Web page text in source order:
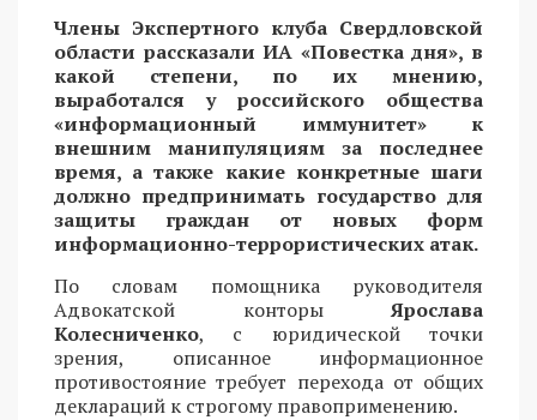
Члены Экспертного клуба Свердловской
области рассказали ИА «Повестка дня», в
какой степени, по их мнению,
выработался у российского общества
«информационный иммунитет» к
внешним манипуляциям за последнее
время, а также какие конкретные шаги
должно предпринимать государство для
защиты граждан от новых форм
информационно-террористических атак.
По словам помощника руководителя
Адвокатской конторыЯрослава
Колесниченко, с юридической точки
зрения, описанное информационное
противостояние требует перехода от общих
деклараций к строгому правоприменению.